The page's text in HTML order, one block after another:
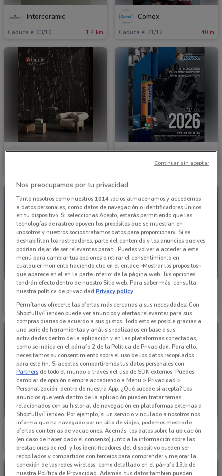
Interceramic
Caduca el 03/10 1.4 km
Comex
Caduca el 31/12 40 m
Daltile Infra
Infra
Caduca el 15/01 887 m Caduca el 15/01 887 m
Infra
Caduca el 15/01 887 m
Porcelanite
Caduca el 31/12
Nos preocupamos por tu privacidad
Tanto nosotros como nuestros 1014socios almacenamos y accedemos
a datos personales, como datos de navegación o identificadores únicos,
en tu dispositivo. Si seleccionas Acepto, estarás permitiendo que las
tecnologías de rastreo apoyen los propósitos que se muestran en
«nosotros y nuestros socios tratamos datos para proporcionar». Si se
deshabilitan los rastreadores, parte del contenido y los anuncios que ves
podrían dejar de ser relevantes para ti. Puedes volver a acceder a este
menú para cambiar tus opciones o retirar el consentimiento en
cualquier momento haciendo clic en el enlace «Mostrar los propósitos»
que aparece en el en la parte inferior de la página web. Tus opciones
tendrán efecto dentro de nuestro Sitio web. Para saber más, consulta
nuestra política de privacidad.Privacy policy
Permítanos ofrecerle las ofertas más cercanas a sus necesidades: Con
Shopfully/Tiendeo puede ver anuncios y ofertas relevantes para sus
compras diarias de acuerdo a sus gustos. Todo esto es posible gracias a
una serie de herramientas y análisis realizados en base a sus
actividades dentro de la aplicación y en las plataformas conectadas,
como se indica en el párrafo 2 de la Política de Privacidad. Para ello,
necesitamos su consentimiento sobre el uso de los datos recopilados
para este fin. Si aceptas compartiremos tus datos personales con
Partners de todo el mundo a través del uso de SDK externos. Puedes
cambiar de opinión siempre accediendo a Menu > Privacidad >
Personalización, dentro de nuestra App. ¿Qué sucede si acepta? Los
anuncios que verá dentro de la aplicación pueden tratar temas
relacionados con su historial de navegación en plataformas externas a
Shopfully/Tiendeo. Por ejemplo, si un servicio vinculado a nosotros nos
informa que ha navegado por un sitio de viajes, podemos mostrarle
ofertas con temas de vacaciones. Además, los datos sobre la ubicación
(en caso de haber dado el consenso) junto a la información sobre las
prestaciones de red, y los identificadores del dispositivo pueden ser
recopilados y compartidos con terceros para comprender y mejorar la
conexión de las redes wireless, como detallado en el párrafo 13.b de
nuestra Política de Provacidad. Además, tus datos también pueden
Continuar sin aceptar